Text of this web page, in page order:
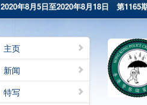
2020年8月5日至2020年8月18日 第1165
主页
新闻
特写